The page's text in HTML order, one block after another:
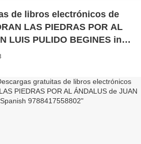
de libros electrónicos de
LAS PIEDRAS POR AL
LUIS PULIDO BEGINES in